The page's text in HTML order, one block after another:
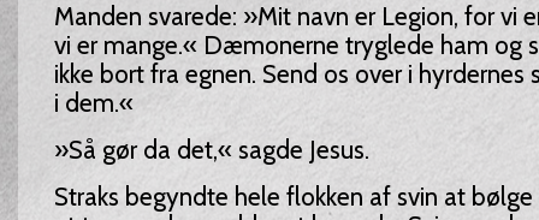
Manden svarede: »Mit navn er Legion, for vi
vi er mange.« Dæmonerne tryglede ham og
ikke bort fra egnen. Send os over i hyrdernes
i dem.«
»Så gør da det,« sagde Jesus.
Straks begyndte hele flokken af svin at